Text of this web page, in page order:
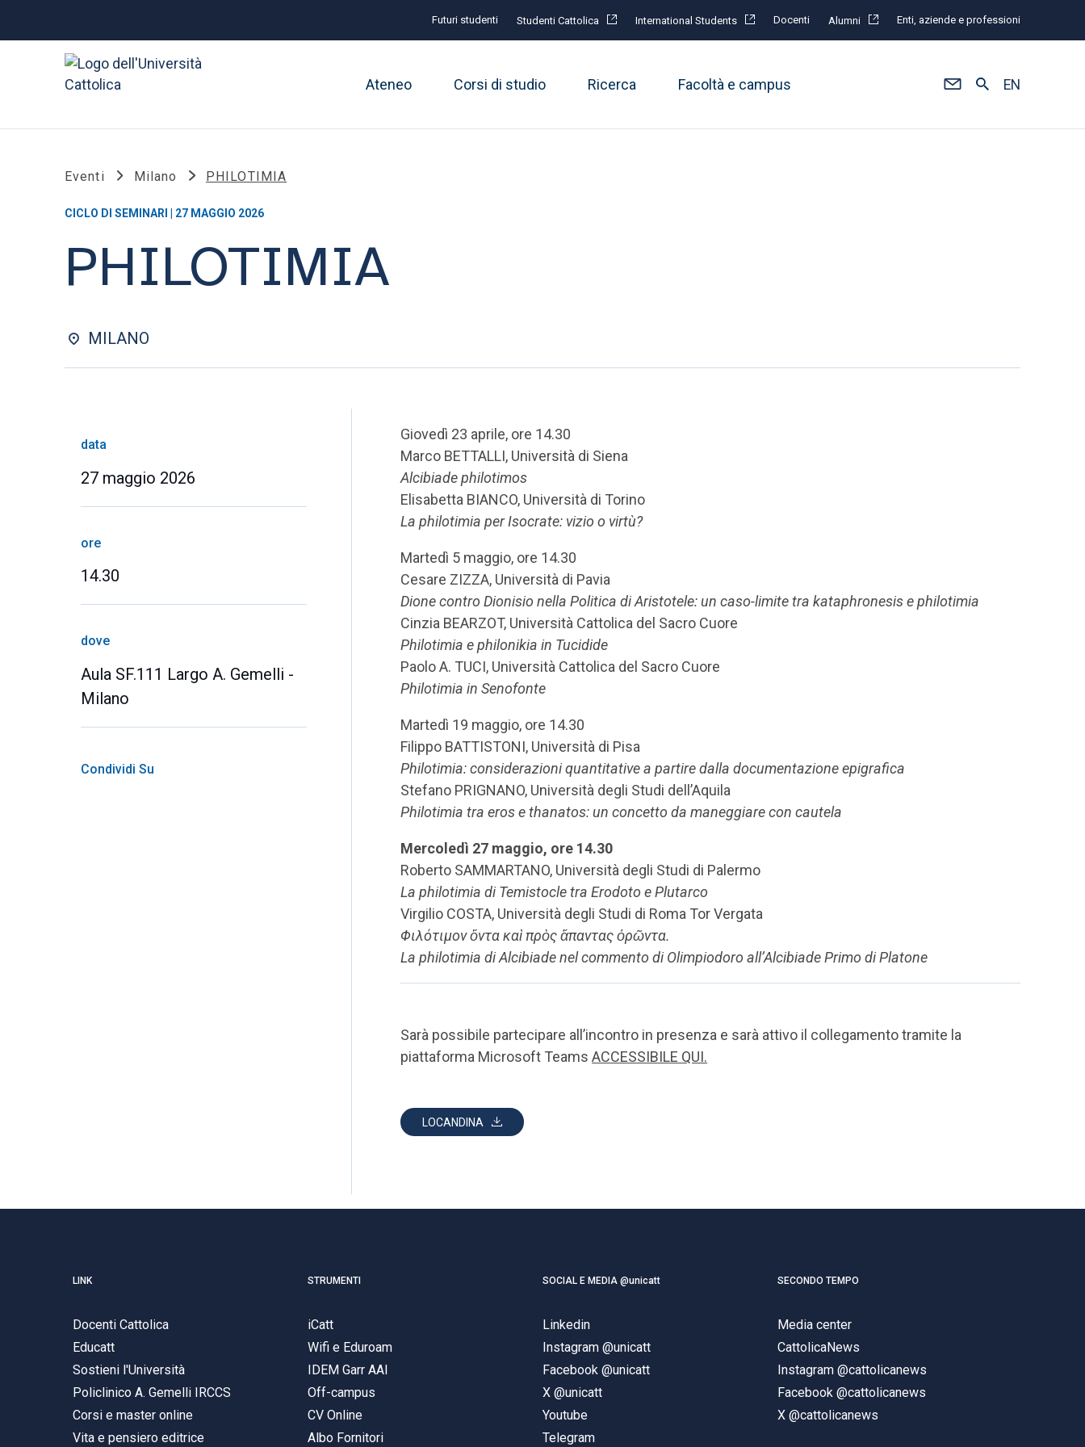
Futuri studenti Studenti Cattolica International Students Docenti Alumni Enti, aziende e professioni
Ateneo Corsi di studio Ricerca Facoltà e campus EN
Eventi Milano PHILOTIMIA
CICLO DI SEMINARI | 27 MAGGIO 2026
PHILOTIMIA
MILANO
data
27 maggio 2026
ore
14.30
dove
Aula SF.111 Largo A. Gemelli -
Milano
Condividi Su
Giovedì 23 aprile, ore 14.30
Marco BETTALLI, Università di Siena
Alcibiade philotimos
Elisabetta BIANCO, Università di Torino
La philotimia per Isocrate: vizio o virtù?
Martedì 5 maggio, ore 14.30
Cesare ZIZZA, Università di Pavia
Dione contro Dionisio nella Politica di Aristotele: un caso-limite tra kataphronesis e philotimia
Cinzia BEARZOT, Università Cattolica del Sacro Cuore
Philotimia e philonikia in Tucidide
Paolo A. TUCI, Università Cattolica del Sacro Cuore
Philotimia in Senofonte
Martedì 19 maggio, ore 14.30
Filippo BATTISTONI, Università di Pisa
Philotimia: considerazioni quantitative a partire dalla documentazione epigrafica
Stefano PRIGNANO, Università degli Studi dell’Aquila
Philotimia tra eros e thanatos: un concetto da maneggiare con cautela
Mercoledì 27 maggio, ore 14.30
Roberto SAMMARTANO, Università degli Studi di Palermo
La philotimia di Temistocle tra Erodoto e Plutarco
Virgilio COSTA, Università degli Studi di Roma Tor Vergata
Φιλότιμον ὄντα καὶ πρὸς ἅπαντας ὁρῶντα.
La philotimia di Alcibiade nel commento di Olimpiodoro all’Alcibiade Primo di Platone
Sarà possibile partecipare all’incontro in presenza e sarà attivo il collegamento tramite la
piattaforma Microsoft TeamsACCESSIBILE QUI.
LOCANDINA
LINK
Docenti Cattolica
Educatt
Sostieni l'Università
Policlinico A. Gemelli IRCCS
Corsi e master online
Vita e pensiero editrice
STRUMENTI
iCatt
Wifi e Eduroam
IDEM Garr AAI
Off-campus
CV Online
Albo Fornitori
SOCIAL E MEDIA @unicatt
Linkedin
Instagram @unicatt
Facebook @unicatt
X @unicatt
Youtube
Telegram
SECONDO TEMPO
Media center
CattolicaNews
Instagram @cattolicanews
Facebook @cattolicanews
X @cattolicanews